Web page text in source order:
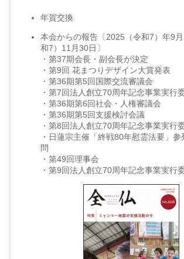
年賀交換
本会からの報告〔2025（令和7）年9
和7）11月30日〕
・第37期会長・副会長が決定
・第9回 花まつりデザイン大賞発表
・第36期第5回国際交流審議会
・第7回法人創立70周年記念事業実行
・第36期第6回社会・人権審議会
・第36期第5回支援検討会議
・第8回法人創立70周年記念事業実行
・日蓮宗主催「終戦80年慰霊法要」
問
・第49回理事会
・第9回法人創立70周年記念事業実行